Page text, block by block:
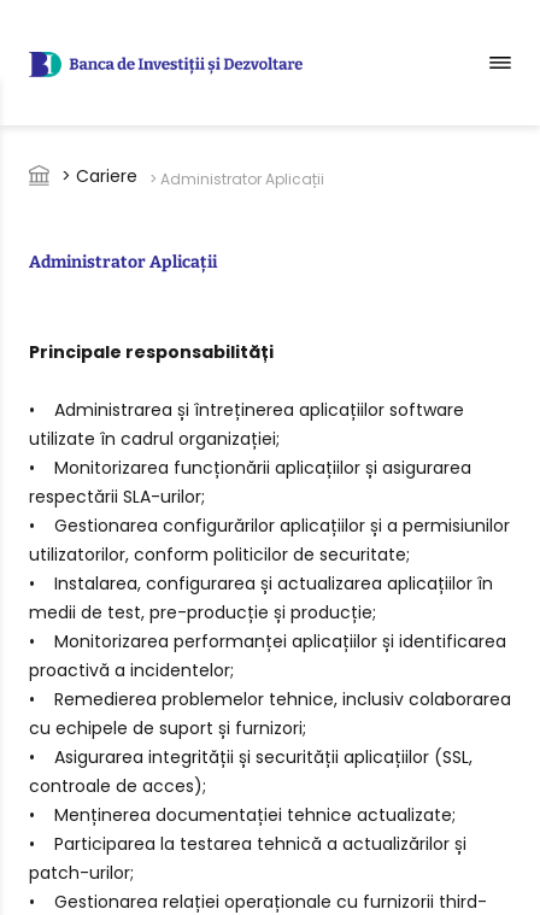
Breadcrumb
> Cariere > Administrator Aplicații
Administrator Aplicații
Principale responsabilități
• Administrarea și întreținerea aplicațiilor software
utilizate în cadrul organizației;
• Monitorizarea funcționării aplicațiilor și asigurarea
respectării SLA-urilor;
• Gestionarea configurărilor aplicațiilor și a permisiunilor
utilizatorilor, conform politicilor de securitate;
• Instalarea, configurarea și actualizarea aplicațiilor în
medii de test, pre-producție și producție;
• Monitorizarea performanței aplicațiilor și identificarea
proactivă a incidentelor;
• Remedierea problemelor tehnice, inclusiv colaborarea
cu echipele de suport și furnizori;
• Asigurarea integrității și securității aplicațiilor (SSL,
controale de acces);
• Menținerea documentației tehnice actualizate;
• Participarea la testarea tehnică a actualizărilor și
patch-urilor;
• Gestionarea relației operaționale cu furnizorii third-